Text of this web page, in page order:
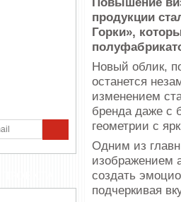
продукции
Горки»,
Новый облик,
останется
изменением
бренда даже с
геометрии с
Одним из
изображением
создать
подчеркивая